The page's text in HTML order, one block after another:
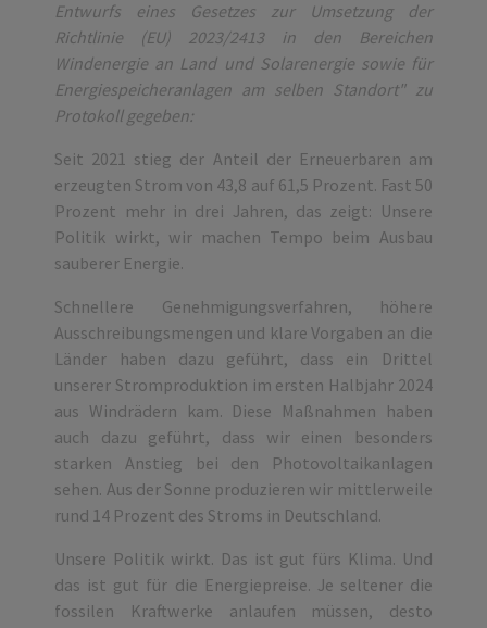
Entwurfs eines Gesetzes zur Umsetzung der
Richtlinie (EU) 2023/2413 in den Bereichen
Windenergie an Land und Solarenergie sowie für
Energiespeicheranlagen am selben Standort" zu
Protokoll gegeben:
Seit 2021 stieg der Anteil der Erneuerbaren am
erzeugten Strom von 43,8 auf 61,5 Prozent. Fast 50
Prozent mehr in drei Jahren, das zeigt: Unsere
Politik wirkt, wir machen Tempo beim Ausbau
sauberer Energie.
Schnellere Genehmigungsverfahren, höhere
Ausschreibungsmengen und klare Vorgaben an die
Länder haben dazu geführt, dass ein Drittel
unserer Stromproduktion im ersten Halbjahr 2024
aus Windrädern kam. Diese Maßnahmen haben
auch dazu geführt, dass wir einen besonders
starken Anstieg bei den Photovoltaikanlagen
sehen. Aus der Sonne produzieren wir mittlerweile
rund 14 Prozent des Stroms in Deutschland.
Unsere Politik wirkt. Das ist gut fürs Klima. Und
das ist gut für die Energiepreise. Je seltener die
fossilen Kraftwerke anlaufen müssen, desto